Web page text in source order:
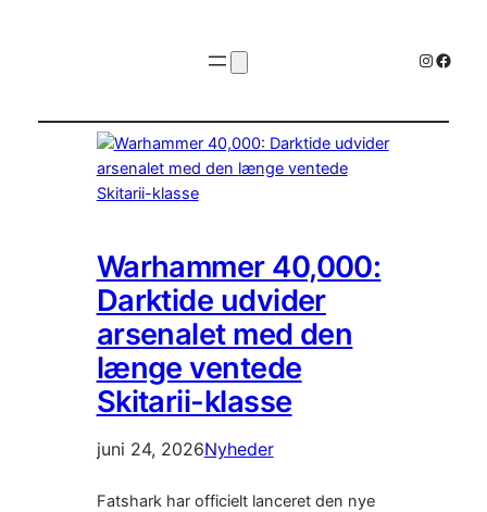
Warhammer 40,000:
Darktide udvider
arsenalet med den
længe ventede
Skitarii-klasse
juni 24, 2026Nyheder
Fatshark har officielt lanceret den nye